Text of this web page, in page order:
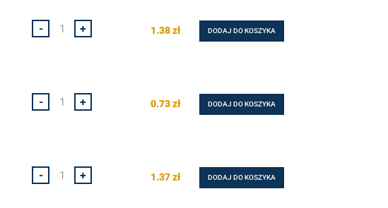
- + 1.38zł DODAJ DO KOSZYKA
- + 0.73zł DODAJ DO KOSZYKA
- + 1.37zł DODAJ DO KOSZYKA